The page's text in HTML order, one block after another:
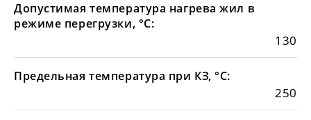
Допустимая температура нагрева жил в
режиме перегрузки, °С:
130
Предельная температура при КЗ, °С:
250